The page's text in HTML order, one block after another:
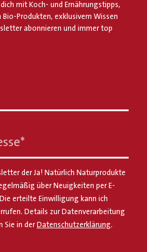
mit Koch- und Ernährungstipps,
Produkten, exklusivem Wissen
abonnieren und immer top
*
der Ja! Natürlich Naturprodukte
über Neuigkeiten per E-
erteilte Einwilligung kann ich
Details zur Datenverarbeitung
Sie in der Datenschutzerklärung.